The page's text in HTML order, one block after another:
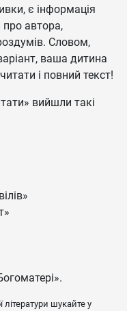
є інформація
про автора,
Словом,
ваша дитина
і повний текст!
вийшли такі
літератури шукайте у